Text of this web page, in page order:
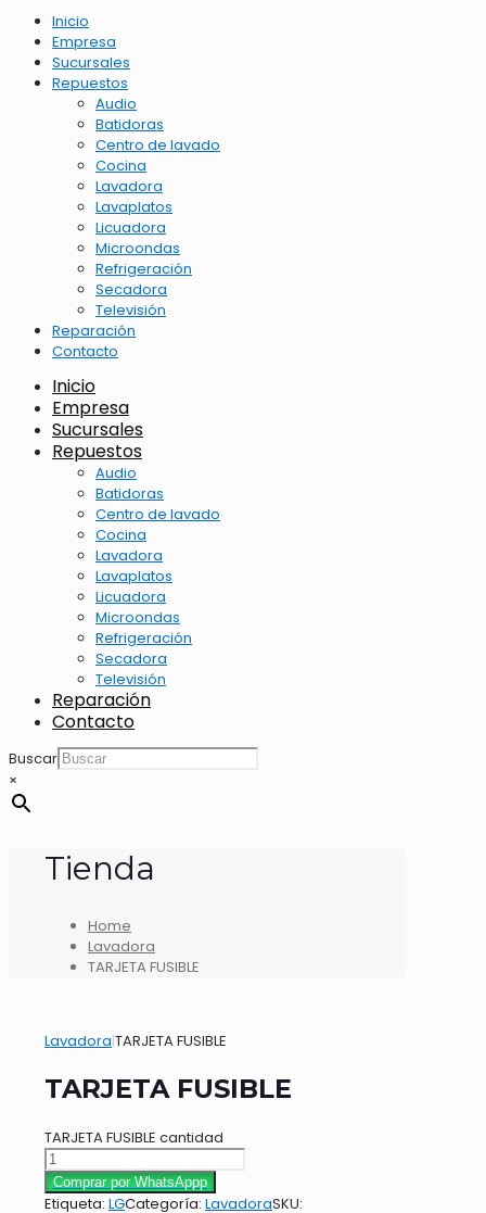
Inicio
Empresa
Sucursales
Repuestos
Audio
Batidoras
Centro de lavado
Cocina
Lavadora
Lavaplatos
Licuadora
Microondas
Refrigeración
Secadora
Televisión
Reparación
Contacto
Inicio
Empresa
Sucursales
Repuestos
Audio
Batidoras
Centro de lavado
Cocina
Lavadora
Lavaplatos
Licuadora
Microondas
Refrigeración
Secadora
Televisión
Reparación
Contacto
Buscar
×
Tienda
Home
Lavadora
TARJETA FUSIBLE
Lavadora|TARJETA FUSIBLE
TARJETA FUSIBLE
TARJETA FUSIBLE cantidad
Comprar por WhatsAppp
Etiqueta: LGCategoría: LavadoraSKU: